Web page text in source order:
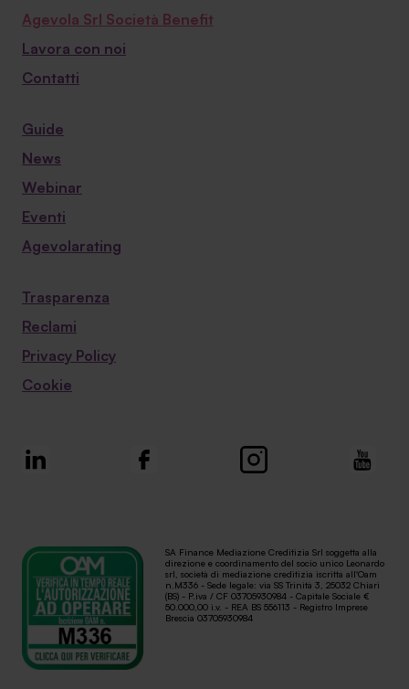
Agevola Srl Società Benefit
Lavora con noi
Contatti
Guide
News
Webinar
Eventi
Agevolarating
Trasparenza
Reclami
Privacy Policy
Cookie
SA Finance Mediazione Creditizia Srl soggetta alla
direzione e coordinamento del socio unico Leonardo
srl, società di mediazione creditizia iscritta all'Oam
n.M336 - Sede legale: via SS Trinità 3, 25032 Chiari
(BS) - P.iva / CF 03705930984 - Capitale Sociale €
50.000,00 i.v. - REA BS 556113 - Registro Imprese
Brescia 03705930984